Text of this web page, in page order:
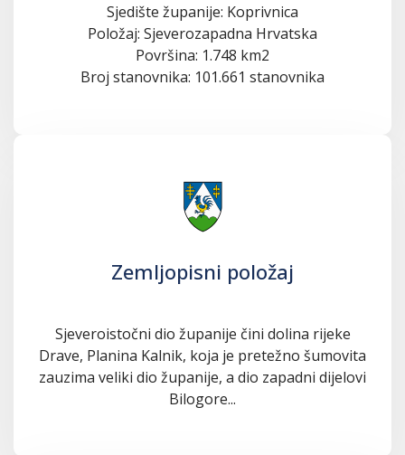
Sjedište županije: Koprivnica
Položaj: Sjeverozapadna Hrvatska
Površina: 1.748 km2
Broj stanovnika: 101.661 stanovnika
Zemljopisni položaj
Sjeveroistočni dio županije čini dolina rijeke
Drave, Planina Kalnik, koja je pretežno šumovita
zauzima veliki dio županije, a dio zapadni dijelovi
Bilogore...